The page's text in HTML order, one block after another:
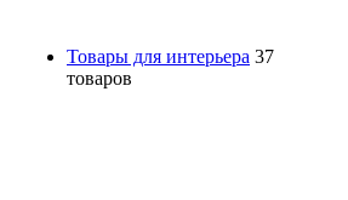
Товары для интерьера 37
товаров